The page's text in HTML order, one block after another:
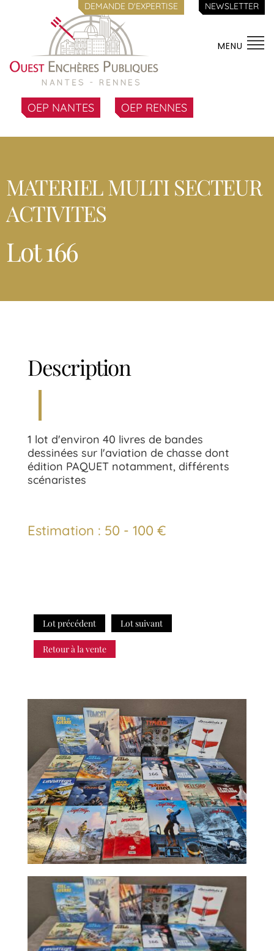
DEMANDE D'EXPERTISE NEWSLETTER
MENU
OEP NANTES OEP RENNES
MATERIEL MULTI SECTEUR
ACTIVITES
Lot 166
Description
1 lot d'environ 40 livres de bandes
dessinées sur l'aviation de chasse dont
édition PAQUET notamment, différents
scénaristes
Estimation : 50 - 100 €
Lot précédent Lot suivant
Retour à la vente